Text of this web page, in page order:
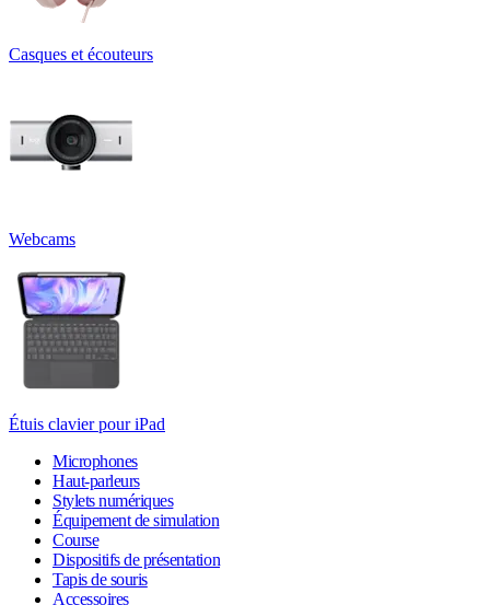
Casques et écouteurs
Webcams
Étuis clavier pour iPad
Microphones
Haut-parleurs
Stylets numériques
Équipement de simulation
Course
Dispositifs de présentation
Tapis de souris
Accessoires